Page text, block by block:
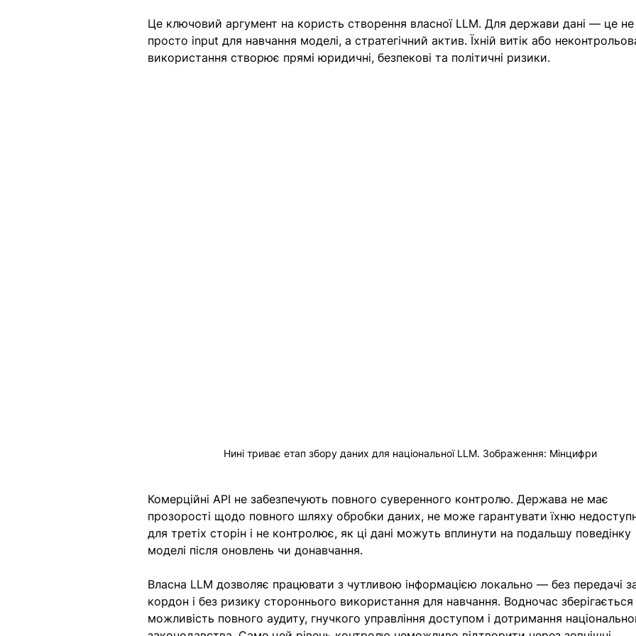
Це ключовий аргумент на користь створення власної LLM. Для держави дані — це
просто input для навчання моделі, а стратегічний актив. Їхній витік або
використання створює прямі юридичні, безпекові та політичні ризики.
Нині триває етап збору даних для національної LLM. Зображення: Мінцифри
Комерційні API не забезпечують повного суверенного контролю. Держава не має
прозорості щодо повного шляху обробки даних, не може гарантувати їхню
для третіх сторін і не контролює, як ці дані можуть вплинути на подальшу поведінку
моделі після оновлень чи донавчання.
Власна LLM дозволяє працювати з чутливою інформацією локально — без передачі
кордон і без ризику стороннього використання для навчання. Водночас
можливість повного аудиту, гнучкого управління доступом і дотримання